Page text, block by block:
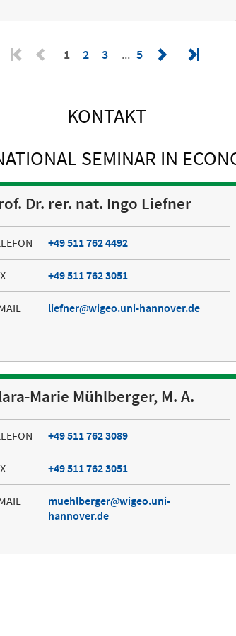
1 2 3 5
KONTAKT
SEMINAR IN
Dr. rer. nat. Ingo Liefner
+49 511 762 4492
+49 511 762 3051
liefner wigeo.uni-hannover.de
Marie Mühlberger, M. A.
+49 511 762 3089
+49 511 762 3051
muehlberger
wigeo.uni-
hannover.de